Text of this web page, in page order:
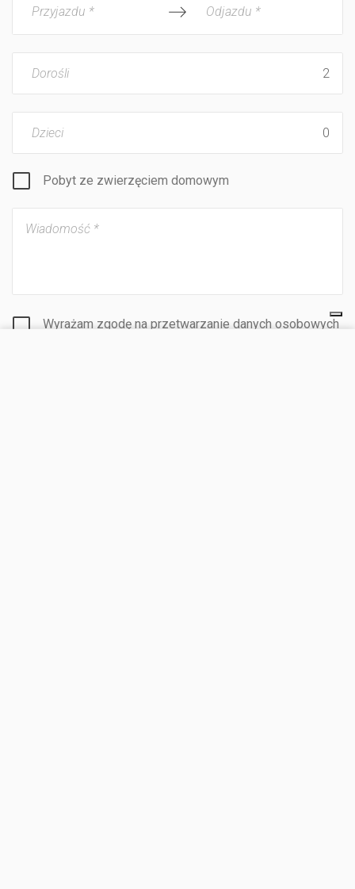
Przyjazdu * Odjazdu *
Dorośli
Dzieci
Pobyt ze zwierzęciem domowym
Wyrażam zgodę na przetwarzanie danych osobowych